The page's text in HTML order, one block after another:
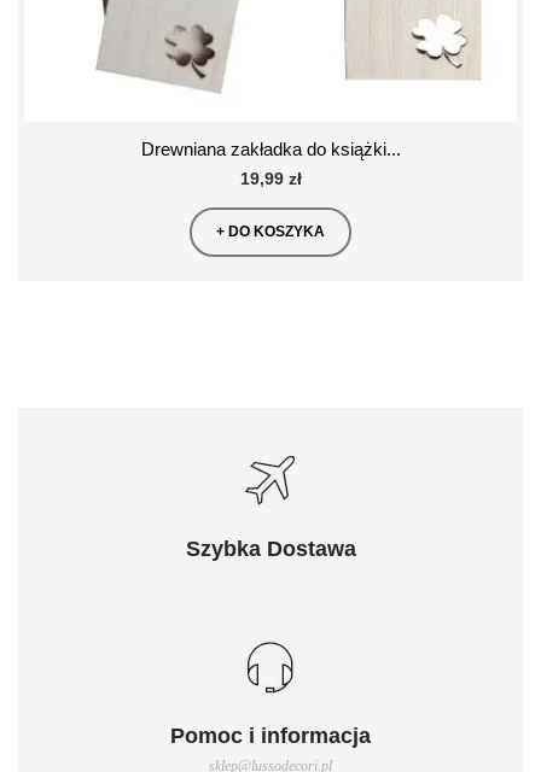
Drewniana zakładka do książki...
19,99 zł
+ DO KOSZYKA
Szybka Dostawa
Pomoc i informacja
sklep@lussodecori.pl